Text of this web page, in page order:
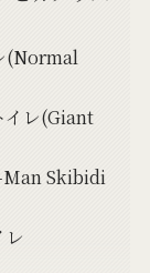
(Normal
イレ(Giant
Man Skibidi
レ